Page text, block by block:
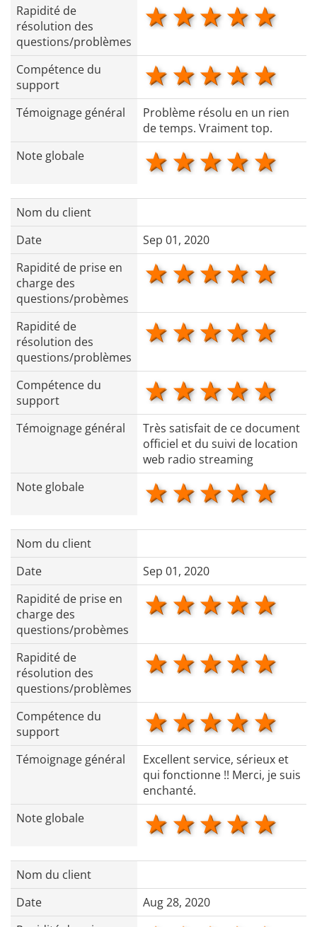
Rapidité de
résolution des
questions/problèmes
4
3 stars
2 stars
1 star
Compétence du
support
4
3 stars
2 stars
1 star
Témoignage général
Problème résolu en un rien
de temps. Vraiment top.
Note globale
4
3 stars
2 stars
1 star
Nom du client
Date
Sep 01, 2020
Rapidité de prise en
charge des
questions/probèmes
4
3 stars
2 stars
1 star
Rapidité de
résolution des
questions/problèmes
4
3 stars
2 stars
1 star
Compétence du
support
4
3 stars
2 stars
1 star
Témoignage général
Très satisfait de ce document
officiel et du suivi de location
web radio streaming
Note globale
4
3 stars
2 stars
1 star
Nom du client
Date
Sep 01, 2020
Rapidité de prise en
charge des
questions/probèmes
4
3 stars
2 stars
1 star
Rapidité de
résolution des
questions/problèmes
4
3 stars
2 stars
1 star
Compétence du
support
4
3 stars
2 stars
1 star
Témoignage général
Excellent service, sérieux et
qui fonctionne !! Merci, je suis
enchanté.
Note globale
4
3 stars
2 stars
1 star
Nom du client
Date
Aug 28, 2020